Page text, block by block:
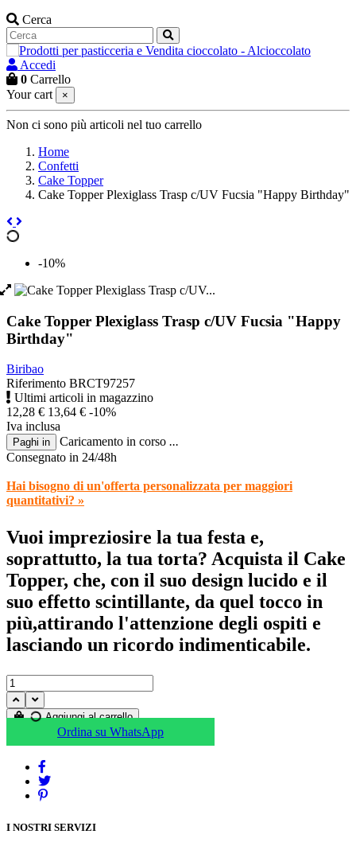
Cerca
Accedi
0 Carrello
Your cart
×
Non ci sono più articoli nel tuo carrello
Home
Confetti
Cake Topper
Cake Topper Plexiglass Trasp c/UV Fucsia "Happy Birthday"
-10%
Cake Topper Plexiglass Trasp c/UV Fucsia "Happy
Birthday"
Biribao
Riferimento BRCT97257
Ultimi articoli in magazzino
12,28 € 13,64 € -10%
Iva inclusa
Paghi in Caricamento in corso ...
Consegnato in 24/48h
Hai bisogno di un'offerta personalizzata per maggiori
quantitativi? »
Vuoi impreziosire la tua festa e,
soprattutto, la tua torta? Acquista il Cake
Topper, che, con il suo design lucido e il
suo effetto scintillante, da quel tocco in
più,attirando l'attenzione degli ospiti e
lasciando un ricordo indimenticabile.
Aggiungi al carrello
Ordina su WhatsApp
I NOSTRI SERVIZI